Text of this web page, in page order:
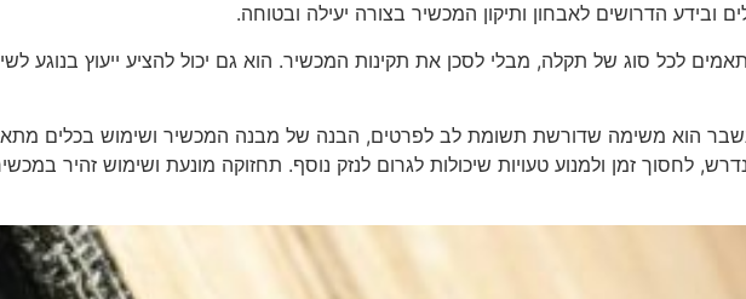
ובידע הדרושים לאבחון ותיקון המכשיר בצורה יעילה ובטוחה.
לכל סוג של תקלה, מבלי לסכן את תקינות המכשיר. הוא גם יכול להציע ייעוץ בנוגע
הוא משימה שדורשת תשומת לב לפרטים, הבנה של מבנה המכשיר ושימוש בכלים
לחסוך זמן ולמנוע טעויות שיכולות לגרום לנזק נוסף. תחזוקה מונעת ושימוש זהיר